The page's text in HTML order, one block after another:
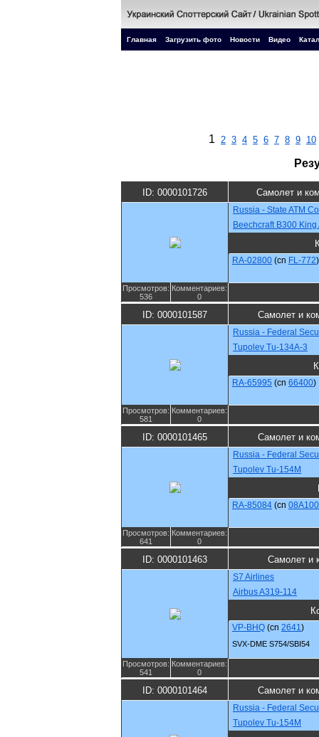
Главная Загрузить фото Новости Видео
1 2 3 4 5 6 7 8 9 10
ID: 0000101726 Самолет и
Russia - State ATM
Beechcraft B300 King
RA-02800 (cn FL-772)
Просмотров:
536
Комментариев:
0
ID: 0000101587 Самолет и
Russia - Federal
Tupolev Tu-134A-3
RA-65995 (cn 66400)
Просмотров:
581
Комментариев:
0
ID: 0000101465 Самолет и
Russia - Federal
Tupolev Tu-154M
RA-85084 (cn
Просмотров:
641
Комментариев:
0
ID: 0000101463 Самолет и
S7 Airlines
Airbus A319-114
VP-BHQ (cn 2641)
SVX-DME S754/SBI54
Просмотров:
541
Комментариев:
0
ID: 0000101464 Самолет и
Russia - Federal
Tupolev Tu-154M